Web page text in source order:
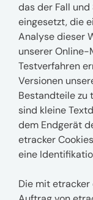
das der Fall und
eingesetzt, die
Analyse dieser
unserer
Testverfahren
Versionen
Bestandteile zu
sind kleine
dem Endgerät
etracker
eine
Die mit